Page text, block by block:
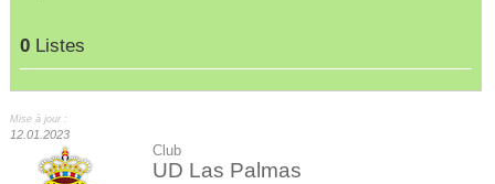
0 Listes
Mise à jour :
12.01.2023
Club
UD Las Palmas